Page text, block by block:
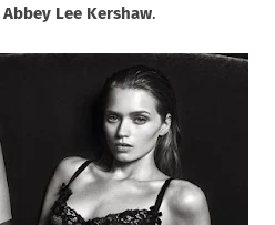
Abbey Lee Kershaw.